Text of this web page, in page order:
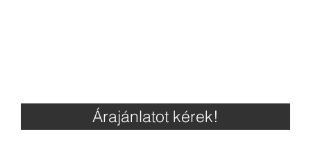
Árajánlatot kérek!